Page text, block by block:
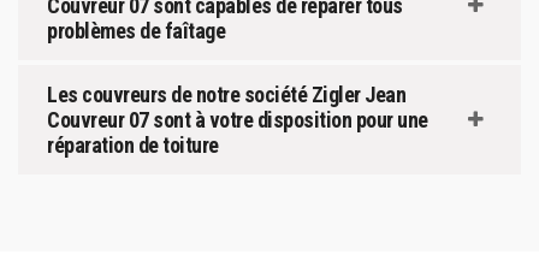
problèmes de faîtage
Les couvreurs de notre société Zigler Jean
Couvreur 07 sont à votre disposition pour une
réparation de toiture